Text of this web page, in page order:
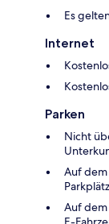
Es
Internet
Parken
Nicht
Auf
Auf